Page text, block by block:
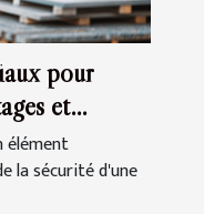
pour
et
élément
la sécurité d'une